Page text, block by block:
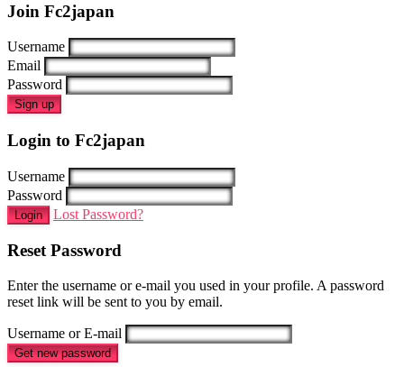
Join Fc2japan
Username
Email
Password
Sign up
Login to Fc2japan
Username
Password
Login Lost Password?
Reset Password
Enter the username or e-mail you used in your profile. A password
reset link will be sent to you by email.
Username or E-mail
Get new password